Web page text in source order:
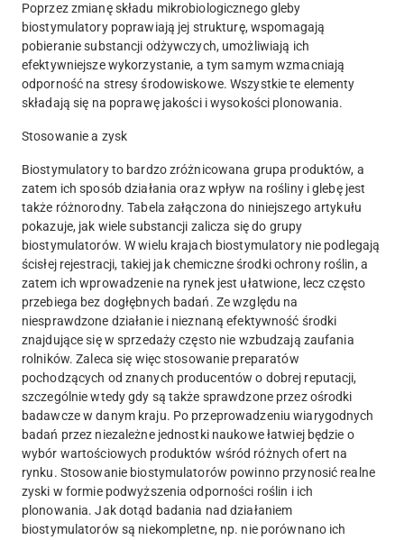
Poprzez zmianę składu mikrobiologicznego gleby
biostymulatory poprawiają jej strukturę, wspomagają
pobieranie substancji odżywczych, umożliwiają ich
efektywniejsze wykorzystanie, a tym samym wzmacniają
odporność na stresy środowiskowe. Wszystkie te elementy
składają się na poprawę jakości i wysokości plonowania.
Stosowanie a zysk
Biostymulatory to bardzo zróżnicowana grupa produktów, a
zatem ich sposób działania oraz wpływ na rośliny i glebę jest
także różnorodny. Tabela załączona do niniejszego artykułu
pokazuje, jak wiele substancji zalicza się do grupy
biostymulatorów. W wielu krajach biostymulatory nie podlegają
ścisłej rejestracji, takiej jak chemiczne środki ochrony roślin, a
zatem ich wprowadzenie na rynek jest ułatwione, lecz często
przebiega bez dogłębnych badań. Ze względu na
niesprawdzone działanie i nieznaną efektywność środki
znajdujące się w sprzedaży często nie wzbudzają zaufania
rolników. Zaleca się więc stosowanie preparatów
pochodzących od znanych producentów o dobrej reputacji,
szczególnie wtedy gdy są także sprawdzone przez ośrodki
badawcze w danym kraju. Po przeprowadzeniu wiarygodnych
badań przez niezależne jednostki naukowe łatwiej będzie o
wybór wartościowych produktów wśród różnych ofert na
rynku. Stosowanie biostymulatorów powinno przynosić realne
zyski w formie podwyższenia odporności roślin i ich
plonowania. Jak dotąd badania nad działaniem
biostymulatorów są niekompletne, np. nie porównano ich